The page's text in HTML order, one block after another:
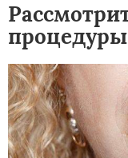
процедуры